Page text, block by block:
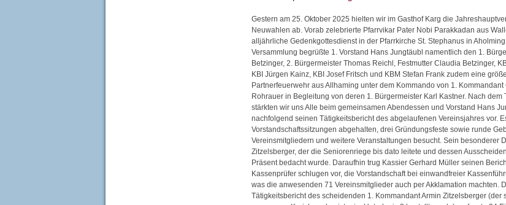
Gestern am 25. Oktober 2025 hielten wir im Gasthof Karg die
Neuwahlen ab. Vorab zelebrierte Pfarrvikar Pater Nobi Parakkadan aus
alljährliche Gedenkgottesdienst in der Pfarrkirche St. Stephanus in
Versammlung begrüßte 1. Vorstand Hans Jungtäubl namentlich den 1.
Betzinger, 2. Bürgermeister Thomas Reichl, Festmutter Claudia Betzinger,
KBI Jürgen Kainz, KBI Josef Fritsch und KBM Stefan Frank zudem eine
Partnerfeuerwehr aus Allhaming unter dem Kommando von 1. Kommandant
Rohrauer in Begleitung von deren 1. Bürgermeister Karl Kastner. Nach dem
stärkten wir uns Alle beim gemeinsamen Abendessen und Vorstand Hans
nachfolgend seinen Tätigkeitsbericht des abgelaufenen Vereinsjahres vor.
Vorstandschaftssitzungen abgehalten, drei Gründungsfeste sowie runde
Vereinsmitgliedern und weitere Veranstaltungen besucht. Sein besonderer
Zitzelsberger, der die Seniorenriege bis dato leitete und dessen
Präsent bedacht wurde. Daraufhin trug Kassier Gerhard Müller seinen
Kassenprüfer schlugen vor, die Vorstandschaft bei einwandfreier
was die anwesenden 71 Vereinsmitglieder auch per Akklamation machten.
Tätigkeitsbericht des scheidenden 1. Kommandant Armin Zitzelsberger (der